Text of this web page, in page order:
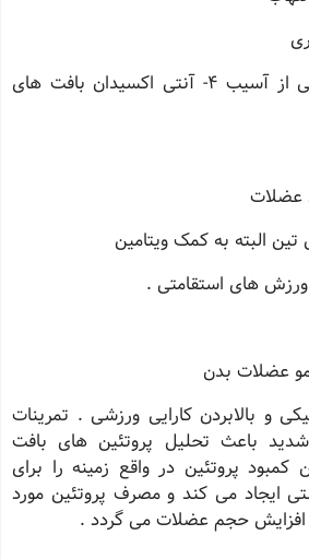
3 - کاهش التهاب ناشی از آسیب 4- آنتی اکسیدان بافت های
و بالابردن کارایی ورزشی . تمرینات
باعث تحلیل پروتئین های بافت
پروتئین در واقع زمینه را برای
ایجاد می کند و مصرف پروتئین مورد
افزایش حجم عضلات می گردد .